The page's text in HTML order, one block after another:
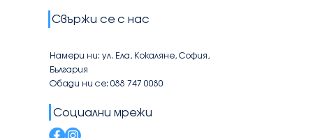
Свържи се с нас
Намери ни: ул. Ела, Кокаляне, София,
България
Обади ни се: 088 747 0080
Социални мрежи